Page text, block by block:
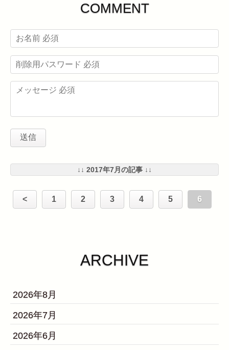
COMMENT
↓↓ 2017年7月の記事 ↓↓
< 1 2 3 4 5 6
ARCHIVE
2026年8月
2026年7月
2026年6月